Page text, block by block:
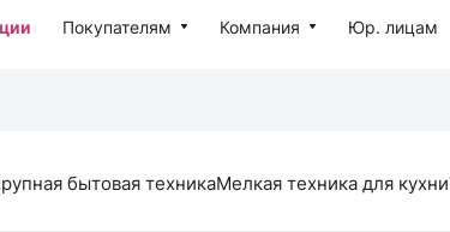
Покупателям Компания Юр. лицам
бытовая техникаМелкая техника для кухни